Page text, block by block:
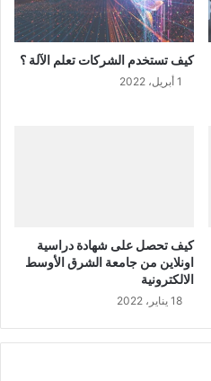
كيف تستخدم الشركات تعلم الآلة ؟
1 أبريل، 2022
كيف تحصل على شهادة دراسية
اونلاين من جامعة الشرق الأوسط
الالكترونية
18 يناير، 2022